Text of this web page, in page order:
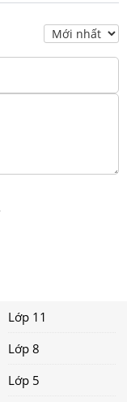
Lớp 11
Lớp 8
Lớp 5